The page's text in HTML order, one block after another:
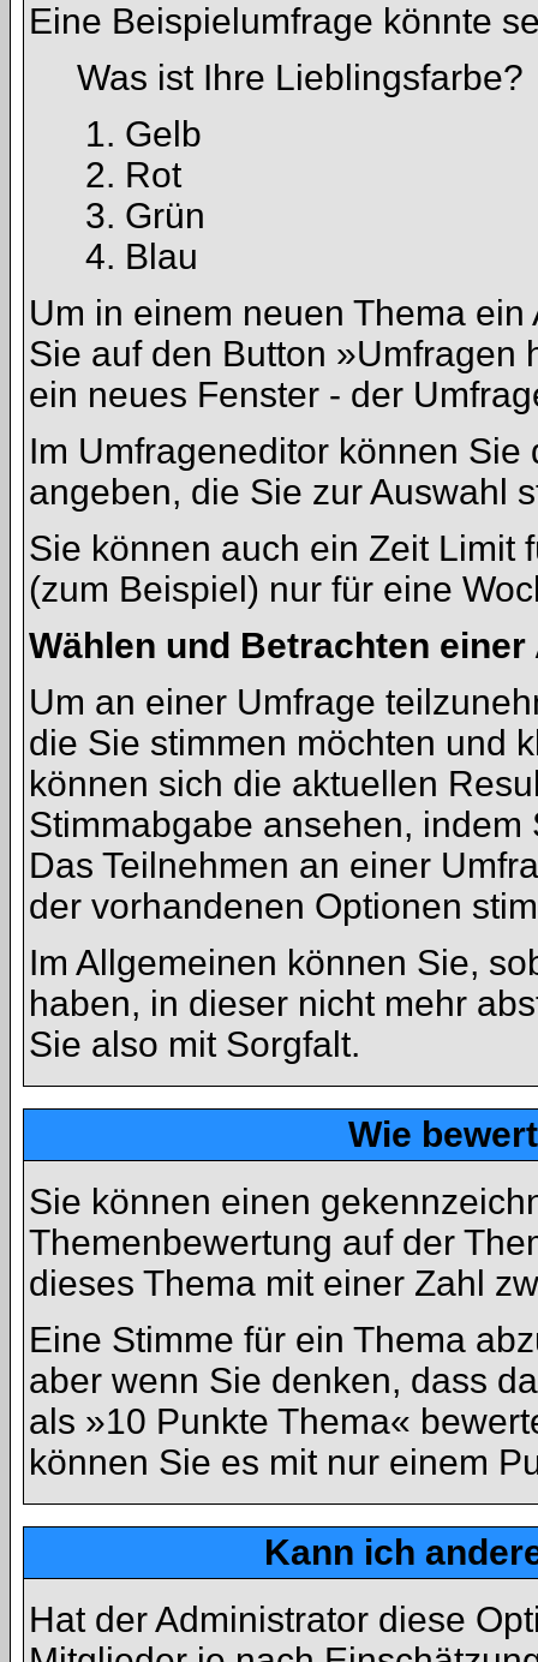
Eine Beispielumfrage könnte
Was ist Ihre Lieblingsfarbe?
Gelb
Rot
Grün
Blau
Um in einem neuen Thema
Sie auf den Button »Umfragen
ein neues Fenster - der
Im Umfrageneditor können
angeben, die Sie zur Auswahl
Sie können auch ein Zeit Limit
(zum Beispiel) nur für eine
Wählen und Betrachten
Um an einer Umfrage
die Sie stimmen möchten und
können sich die aktuellen
Stimmabgabe ansehen,
Das Teilnehmen an einer
der vorhandenen Optionen
Im Allgemeinen können Sie,
haben, in dieser nicht mehr
Sie also mit Sorgfalt.
Wie
Sie können einen
Themenbewertung auf der
dieses Thema mit einer Zahl
Eine Stimme für ein Thema
aber wenn Sie denken, dass
als »10 Punkte Thema«
können Sie es mit nur einem
Kann ich
Hat der Administrator diese